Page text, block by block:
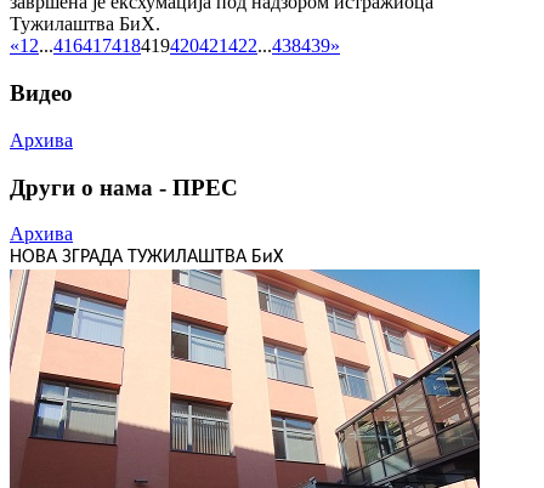
Тужилаштва БиХ.
«12...416417418419420421422...438439»
Видео
Архива
Други о нама - ПРЕС
Архива
НОВА ЗГРАДА ТУЖИЛАШТВА БиХ